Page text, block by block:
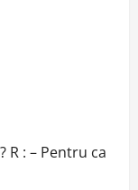
R : – Pentru ca